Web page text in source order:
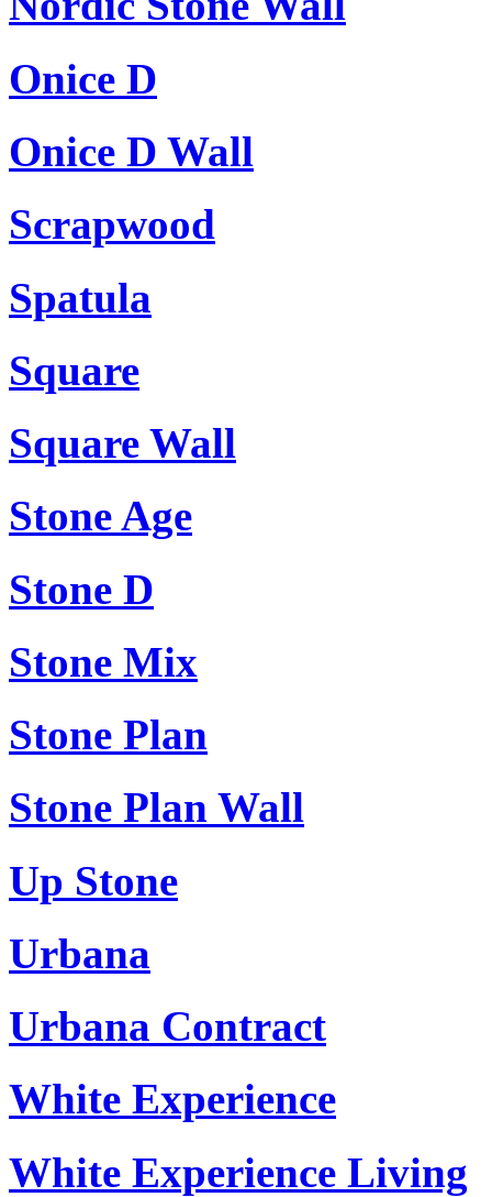
Onice D
Onice D Wall
Scrapwood
Spatula
Square
Square Wall
Stone Age
Stone D
Stone Mix
Stone Plan
Stone Plan Wall
Up Stone
Urbana
Urbana Contract
White Experience
White Experience Living